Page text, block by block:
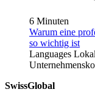
6 Minuten
Warum eine
so wichtig ist
Languages
SwissGlobal